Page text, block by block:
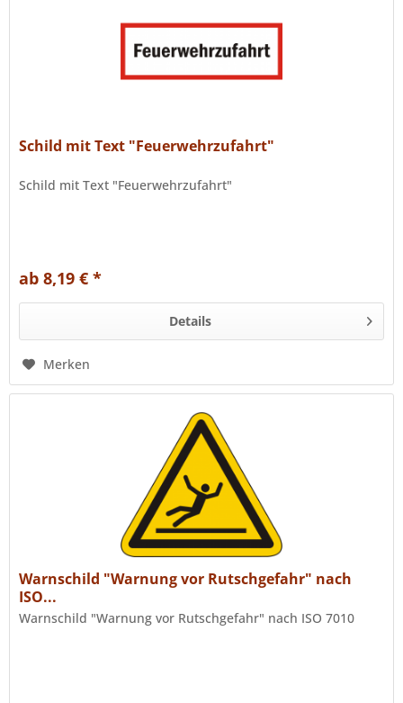
Schild mit Text "Feuerwehrzufahrt"
Schild mit Text "Feuerwehrzufahrt"
ab 8,19 € *
Details
Merken
Warnschild "Warnung vor Rutschgefahr" nach
ISO...
Warnschild "Warnung vor Rutschgefahr" nach ISO 7010